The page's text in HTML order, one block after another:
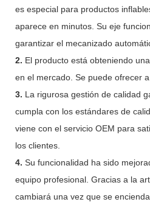
es especial para productos
aparece en minutos. Su eje
garantizar el mecanizado
2. El producto está obteniendo
en el mercado. Se puede ofrecer
3. La rigurosa gestión de calidad
cumpla con los estándares de
viene con el servicio OEM para
los clientes.
4. Su funcionalidad ha sido
equipo profesional. Gracias a la
cambiará una vez que se